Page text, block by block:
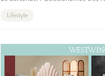
de fazer e que são uma delícia
companhia dos amigos. Veja
Lifestyle